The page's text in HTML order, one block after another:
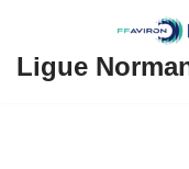
Aller
Ligue